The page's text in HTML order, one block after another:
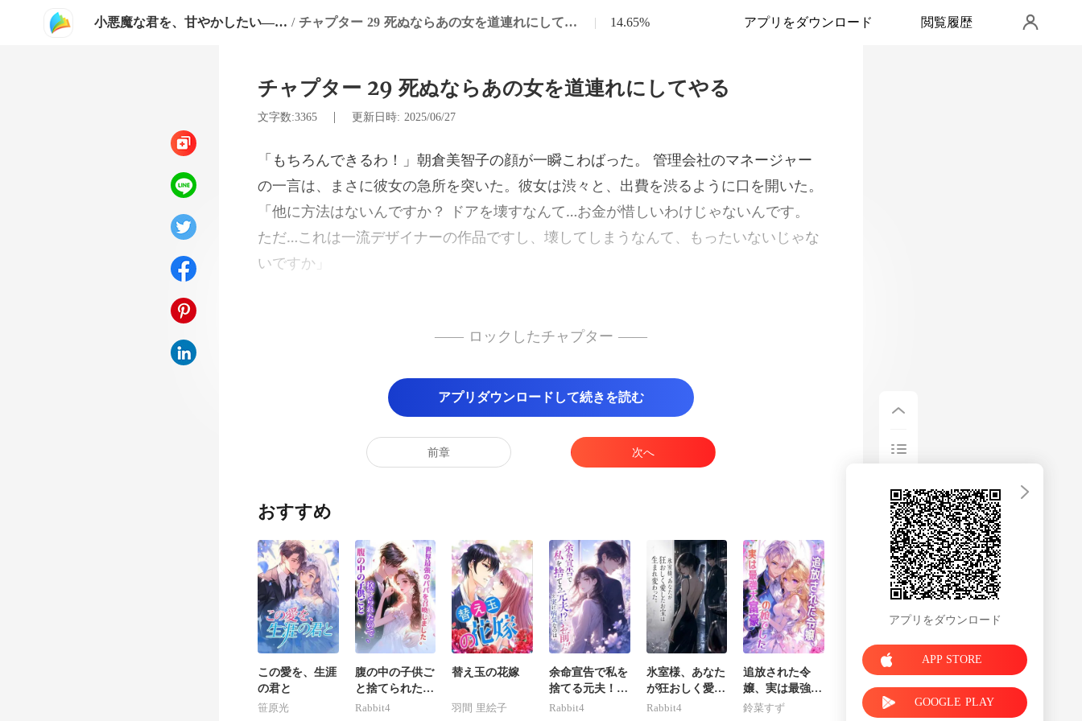
小悪魔な君を、甘やかしたい――病み系社長の愛情攻撃 / チャプター 29 死ぬならあの女を道連れにしてやる | 14.65% アプリをダウンロード 閲覧履歴
チャプター 29 死ぬならあの女を道連れにしてやる
文字数:3365 | 更新日時: 2025/06/27
いた。彼女は渋々と、出費を渋るように口を開いた。
「他に方法はないんですか？ ドアを壊すなんて…お金が惜しい
奏真の母親らしい。母子揃って見栄ばかり張って…！ 「
の言葉を聞くと一気に自信を
取り戻し、 胸を張って言っ
—— ロックしたチャプター ——
アプリダウンロードして続きを読む
前章 次へ
おすすめ
この愛を、生涯
の君と
笹原光
腹の中の子供ご
と捨てられたの
で、世界最強の
Rabbit4
替え玉の花嫁
羽間 里絵子
余命宣告で私を
捨てる元夫！？
実は病気なのは
Rabbit4
氷室様、あなた
が狂おしく愛し
たお宝は生まれ
Rabbit4
追放された令
嬢、実は最強大
富豪の娘でした
鈴菜すず
アプリをダウンロード
APP STORE
GOOGLE PLAY